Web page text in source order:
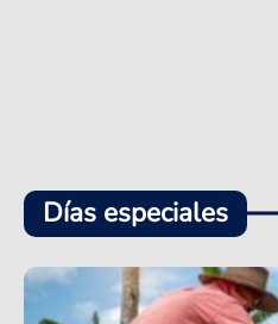
Días especiales